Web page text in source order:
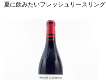
夏に飲みたいフレッシュリースリング